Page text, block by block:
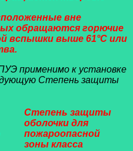
вне
обращаются горючие
вспышки выше 61°С или
применимо к установке
Степень защиты
Степень защиты
оболочки для
пожароопасной
зоны класса